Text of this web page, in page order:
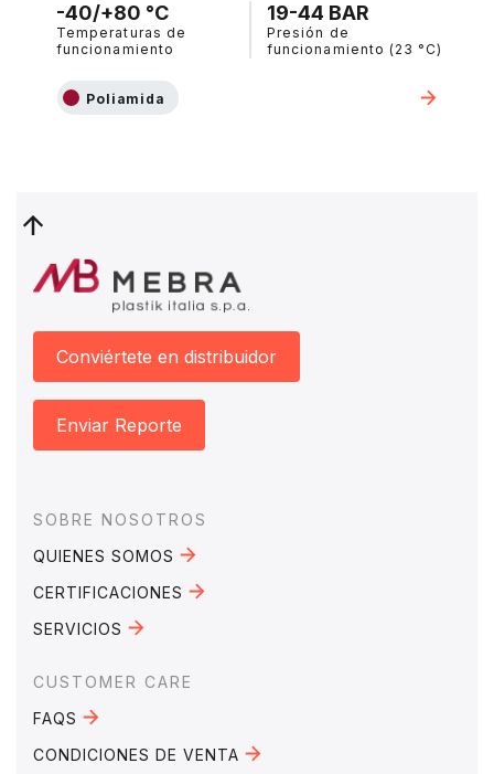
-40/+80 °C
Temperaturas de
funcionamiento
19-44 BAR
Presión de
funcionamiento (23 °C)
Poliamida
Conviértete en distribuidor
Enviar Reporte
Footer
SOBRE NOSOTROS
QUIENES SOMOS
CERTIFICACIONES
SERVICIOS
CUSTOMER CARE
FAQS
CONDICIONES DE VENTA